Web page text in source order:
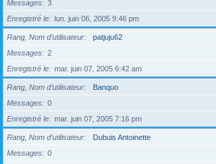
Messages
3
Enregistré le
lun. juin 06, 2005 9:46 pm
Rang, Nom d’utilisateur
patjuju62
Messages
2
Enregistré le
mar. juin 07, 2005 6:42 am
Rang, Nom d’utilisateur
Banquo
Messages
0
Enregistré le
mar. juin 07, 2005 7:16 pm
Rang, Nom d’utilisateur
Dubuis Antoinette
Messages
0